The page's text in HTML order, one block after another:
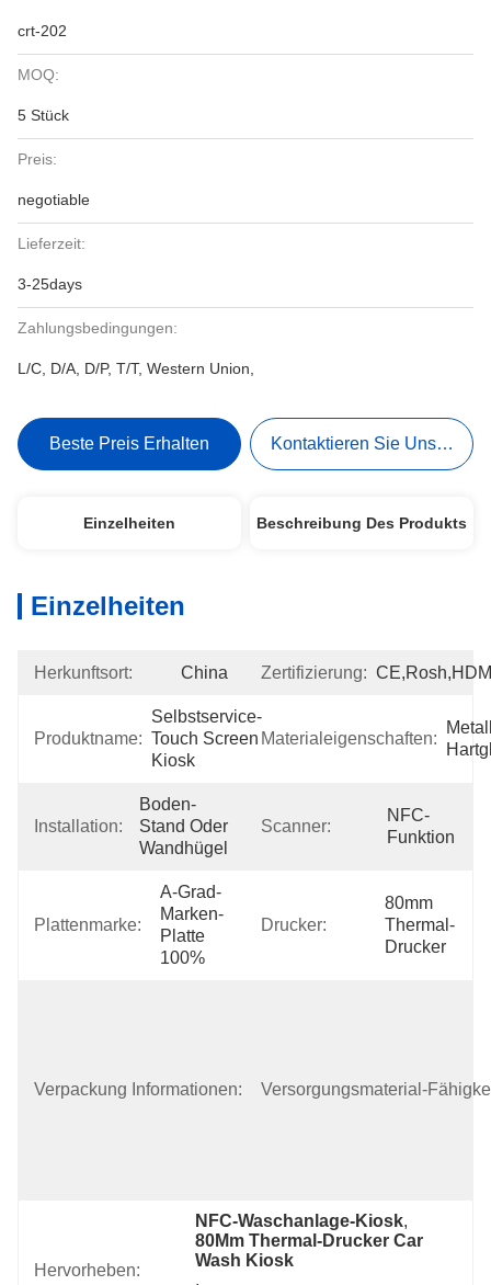
crt-202
MOQ:
5 Stück
Preis:
negotiable
Lieferzeit:
3-25days
Zahlungsbedingungen:
L/C, D/A, D/P, T/T, Western Union,
Beste Preis Erhalten Kontaktieren Sie Uns Jetzt
Einzelheiten Beschreibung Des Produkts
Einzelheiten
Herkunftsort: China Zertifizierung:
Produktname:
Selbstservice-
Touch Screen
Kiosk
Materialeigenschaften:
Installation:
Boden-
Stand Oder
Wandhügel
Scanner:
NFC-
Funktion
Plattenmarke:
A-Grad-
Marken-
Platte
100%
Drucker:
80mm
Thermal-
Drucker
Verpackung Informationen:
Und
Versorgungsmaterial-
Hervorheben:
NFC-Waschanlage-Kiosk,
80Mm Thermal-Drucker Car
Wash Kiosk
,